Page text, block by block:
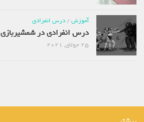
آموزش/ درس انفرادی
درس انفرادی در شمشیربازی
25 جولای, 2021